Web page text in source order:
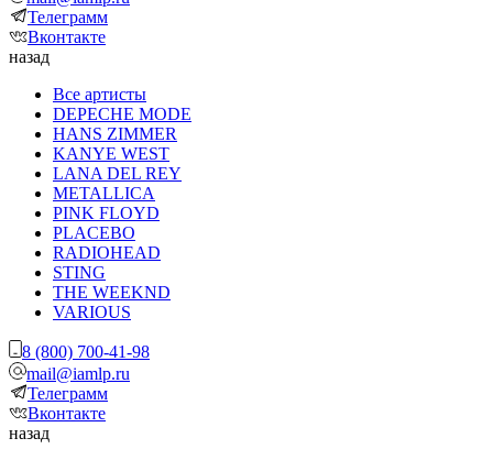
Телеграмм
Вконтакте
назад
Все артисты
DEPECHE MODE
HANS ZIMMER
KANYE WEST
LANA DEL REY
METALLICA
PINK FLOYD
PLACEBO
RADIOHEAD
STING
THE WEEKND
VARIOUS
8 (800) 700-41-98
mail@iamlp.ru
Телеграмм
Вконтакте
назад